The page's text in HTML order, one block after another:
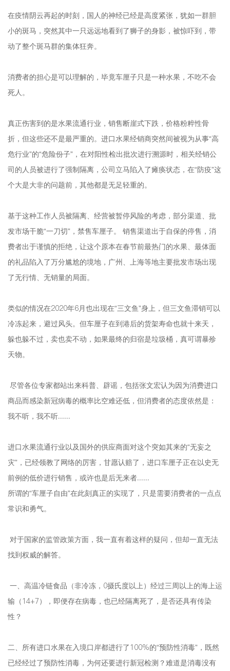
在疫情阴云再起的时刻，国人的神经已经是高度紧张，犹如一群胆
小的斑马，突然其中一只远远地看到了狮子的身影，被惊吓到，带
动了整个斑马群的集体狂奔。
消费者的担心是可以理解的，毕竟车厘子只是一种水果，不吃不会
死人。
真正伤害到的是水果流通行业，销售断崖式下跌，价格粉粹性骨
折，但这些还不是最严重的。进口水果经销商突然间被视为从事“高
危行业”的“危险份子”，在对阳性检出批次进行溯源时，相关经销公
司的人员被进行了强制隔离，公司立马陷入了瘫痪状态，在“防疫”这
个大是大非的问题前，其他都是无足轻重的。
基于这种工作人员被隔离、经营被暂停风险的考虑，部分渠道、批
发市场干脆“一刀切”，禁售车厘子。 销售渠道出于自保的停售，消
费者出于谨慎的拒绝，让这个原本在春节前最热门的水果、最体面
的礼品陷入了万分尴尬的境地，广州、上海等地主要批发市场出现
了无行情、无销量的局面。
类似的情况在2020年6月也出现在“三文鱼”身上，但三文鱼滞销可以
冷冻起来，避过风头。但车厘子在到港后的货架寿命也就十来天，
躲也躲不过，卖也卖不动，如果最终的归宿是垃圾桶，真可谓暴殄
天物。
尽管各位专家都站出来科普、辟谣，包括张文宏认为因为消费进口
商品而感染新冠病毒的概率比空难还低，但消费者的态度依然是：
我不听，我不听......
进口水果流通行业以及国外的供应商面对这个突如其来的“无妄之
灾”，已经领教了网络的厉害，甘愿认赔了，进口车厘子正在以史无
前例的低价进行销售，或许也是后无来者......
所谓的“车厘子自由”在此刻真正的实现了，只是需要消费者的一点点
常识和勇气。
对于国家的监管政策方面，我一直有着这样的疑问，但却一直无法
找到权威的解答。
一、高温冷链食品（非冷冻，0摄氏度以上）经过三周以上的海上运
输（14+7），即便存在病毒，也已经隔离死了，是否还具有传染
性？
二、所有进口水果在入境口岸都进行了100%的“预防性消毒”，既然
已经经过了预防性消毒，为何还要进行新冠检测？难道是消毒没有